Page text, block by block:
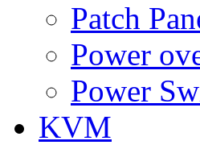
Patch
Power
Power
KVM